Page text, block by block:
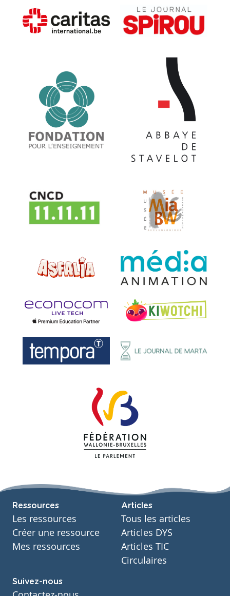
Ressources
Les ressources
Créer une ressource
Mes ressources
Articles
Tous les articles
Articles DYS
Articles TIC
Circulaires
Suivez-nous